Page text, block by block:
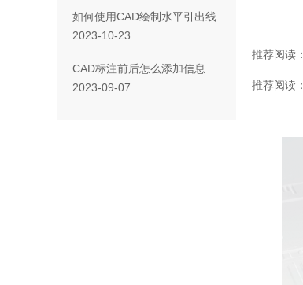
如何使用CAD绘制水平引出线
2023-10-23
CAD标注前后怎么添加信息
2023-09-07
推荐阅读：
推荐阅读：